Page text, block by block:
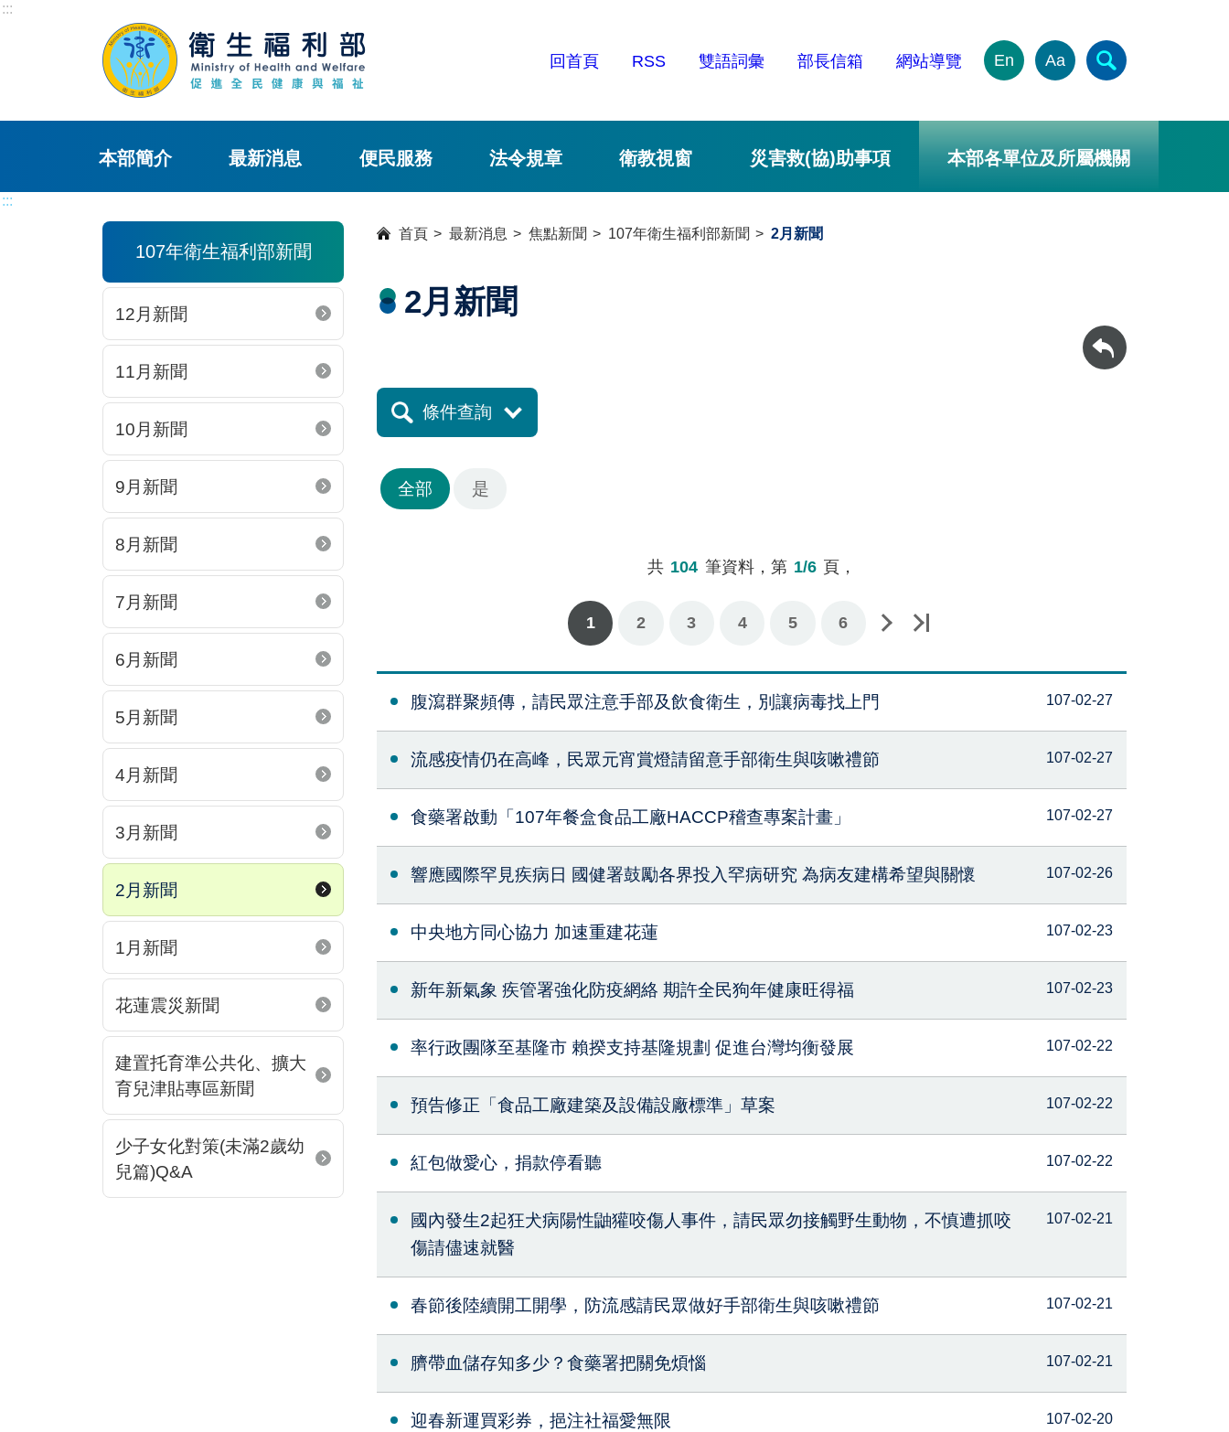
:::
回首頁 RSS 雙語詞彙 部長信箱 網站導覽 En Aa
本部簡介 最新消息 便民服務 法令規章 衛教視窗 災害救(協)助事項 本部各單位及所屬機關
:::
107年衛生福利部新聞
12月新聞
11月新聞
10月新聞
9月新聞
8月新聞
7月新聞
6月新聞
5月新聞
4月新聞
3月新聞
2月新聞
1月新聞
花蓮震災新聞
建置托育準公共化、擴大
育兒津貼專區新聞
少子女化對策(未滿2歲幼
兒篇)Q&A
首頁 最新消息 焦點新聞 107年衛生福利部新聞 2月新聞
2月新聞
回上一頁
條件查詢
全部 是
共 104 筆資料，第 1/6 頁，
1 2 3 4 5 6
下一頁最後一頁
腹瀉群聚頻傳，請民眾注意手部及飲食衛生，別讓病毒找上門 107-02-27
流感疫情仍在高峰，民眾元宵賞燈請留意手部衛生與咳嗽禮節 107-02-27
食藥署啟動「107年餐盒食品工廠HACCP稽查專案計畫」 107-02-27
響應國際罕見疾病日 國健署鼓勵各界投入罕病研究 為病友建構希望與關懷 107-02-26
中央地方同心協力 加速重建花蓮 107-02-23
新年新氣象 疾管署強化防疫網絡 期許全民狗年健康旺得福 107-02-23
率行政團隊至基隆市 賴揆支持基隆規劃 促進台灣均衡發展 107-02-22
預告修正「食品工廠建築及設備設廠標準」草案 107-02-22
紅包做愛心，捐款停看聽 107-02-22
國內發生2起狂犬病陽性鼬獾咬傷人事件，請民眾勿接觸野生動物，不慎遭抓咬
傷請儘速就醫
107-02-21
春節後陸續開工開學，防流感請民眾做好手部衛生與咳嗽禮節 107-02-21
臍帶血儲存知多少？食藥署把關免煩惱 107-02-21
迎春新運買彩券，挹注社福愛無限 107-02-20